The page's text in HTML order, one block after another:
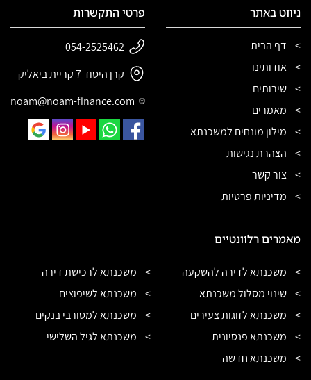
ניווט באתר
דף הבית
אודותינו
שירותים
מאמרים
מילון מונחים למשכנתא
הצהרת נגישות
צור קשר
מדיניות פרטיות
מאמרים רלוונטיים
משכנתא לדירה להשקעה
שינוי מסלול משכנתא
משכנתא לזוגות צעירים
משכנתא פנסיונית
משכנתא חדשה
משכנתא לרכישת דירה
משכנתא לשיפוצים
משכנתא למסורבי בנקים
משכנתא לגיל השלישי
פרטי התקשרות
054-2525462
קרן היסוד 7 קריית ביאליק
noam@noam-finance.com